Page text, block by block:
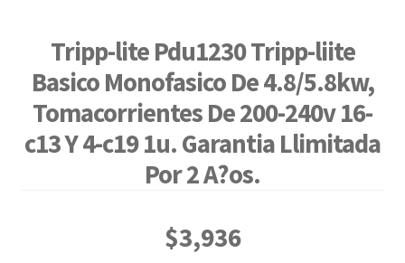
Tripp-lite Pdu1230 Tripp-liite
Basico Monofasico De 4.8/5.8kw,
Tomacorrientes De 200-240v 16-
c13 Y 4-c19 1u. Garantia Llimitada
Por 2 A?os.
$3,936